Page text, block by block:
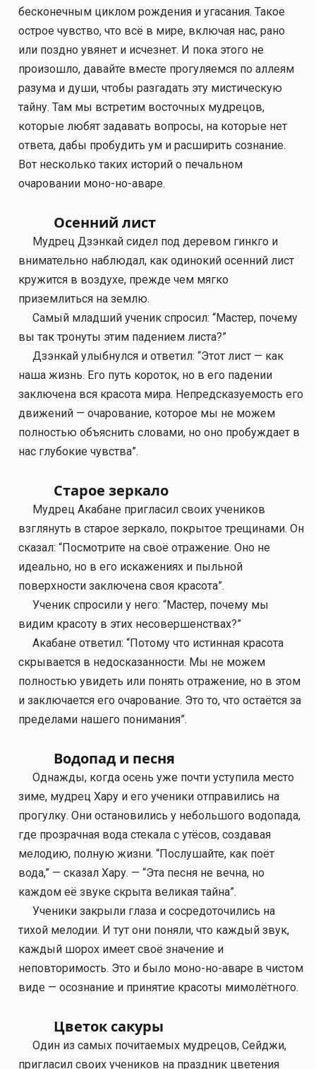
бесконечным циклом рождения и угасания. Такое
острое чувство, что всё в мире, включая нас, рано
или поздно увянет и исчезнет. И пока этого не
произошло, давайте вместе прогуляемся по аллеям
разума и души, чтобы разгадать эту мистическую
тайну. Там мы встретим восточных мудрецов,
которые любят задавать вопросы, на которые нет
ответа, дабы пробудить ум и расширить сознание.
Вот несколько таких историй о печальном
очаровании моно-но-аваре.
Осенний лист
Мудрец Дзэнкай сидел под деревом гинкго и
внимательно наблюдал, как одинокий осенний лист
кружится в воздухе, прежде чем мягко
приземлиться на землю.
Самый младший ученик спросил: “Мастер, почему
вы так тронуты этим падением листа?”
Дзэнкай улыбнулся и ответил: “Этот лист — как
наша жизнь. Его путь короток, но в его падении
заключена вся красота мира. Непредсказуемость его
движений — очарование, которое мы не можем
полностью объяснить словами, но оно пробуждает в
нас глубокие чувства”.
Старое зеркало
Мудрец Акабане пригласил своих учеников
взглянуть в старое зеркало, покрытое трещинами. Он
сказал: “Посмотрите на своё отражение. Оно не
идеально, но в его искажениях и пыльной
поверхности заключена своя красота”.
Ученик спросили у него: “Мастер, почему мы
видим красоту в этих несовершенствах?”
Акабане ответил: “Потому что истинная красота
скрывается в недосказанности. Мы не можем
полностью увидеть или понять отражение, но в этом
и заключается его очарование. Это то, что остаётся за
пределами нашего понимания”.
Водопад и песня
Однажды, когда осень уже почти уступила место
зиме, мудрец Хару и его ученики отправились на
прогулку. Они остановились у небольшого водопада,
где прозрачная вода стекала с утёсов, создавая
мелодию, полную жизни. “Послушайте, как поёт
вода,” — сказал Хару. — “Эта песня не вечна, но
каждом её звуке скрыта великая тайна”.
Ученики закрыли глаза и сосредоточились на
тихой мелодии. И тут они поняли, что каждый звук,
каждый шорох имеет своё значение и
неповторимость. Это и было моно-но-аваре в чистом
виде — осознание и принятие красоты мимолётного.
Цветок сакуры
Один из самых почитаемых мудрецов, Сейджи,
пригласил своих учеников на праздник цветения